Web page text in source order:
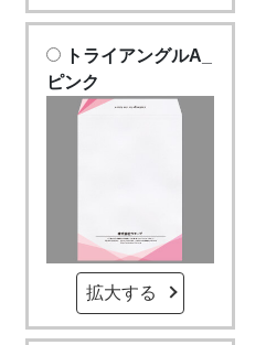
トライアングルA_
ピンク
拡大する